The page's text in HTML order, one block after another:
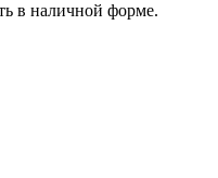
в наличной форме.